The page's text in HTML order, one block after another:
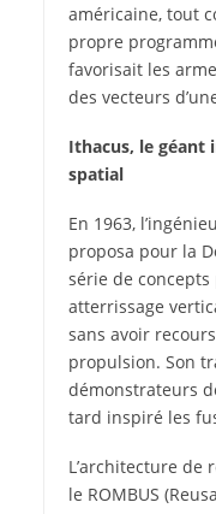
américaine, tout
propre
favorisait les
des vecteurs
Ithacus, le
spatial
En 1963,
proposa pour la
série de
atterrissage
sans avoir
propulsion. Son
démonstrateurs
tard inspiré les
L’architecture de
le ROMBUS